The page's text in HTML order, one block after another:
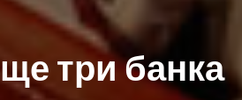
три банка